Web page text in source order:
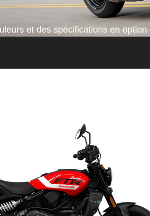
et des spécifications en